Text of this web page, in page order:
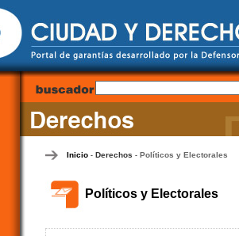
Inicio- Derechos - Políticos y Electorales
Políticos y Electorales